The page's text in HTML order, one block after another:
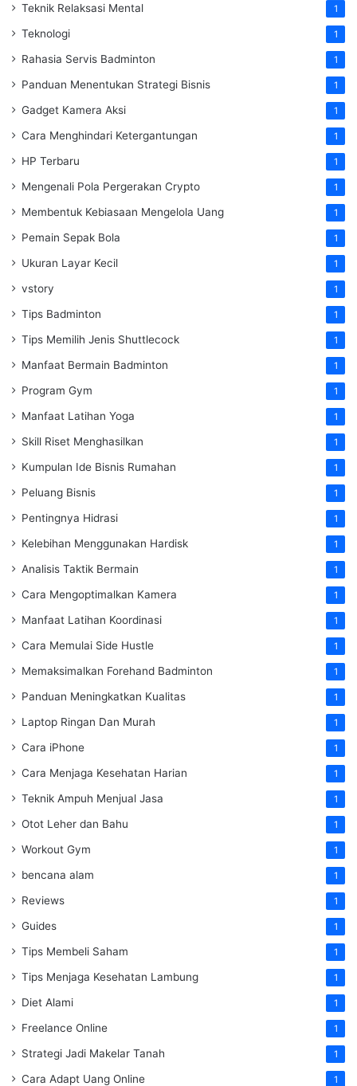
Teknik Relaksasi Mental 1
Teknologi 1
Rahasia Servis Badminton 1
Panduan Menentukan Strategi Bisnis 1
Gadget Kamera Aksi 1
Cara Menghindari Ketergantungan 1
HP Terbaru 1
Mengenali Pola Pergerakan Crypto 1
Membentuk Kebiasaan Mengelola Uang 1
Pemain Sepak Bola 1
Ukuran Layar Kecil 1
vstory 1
Tips Badminton 1
Tips Memilih Jenis Shuttlecock 1
Manfaat Bermain Badminton 1
Program Gym 1
Manfaat Latihan Yoga 1
Skill Riset Menghasilkan 1
Kumpulan Ide Bisnis Rumahan 1
Peluang Bisnis 1
Pentingnya Hidrasi 1
Kelebihan Menggunakan Hardisk 1
Analisis Taktik Bermain 1
Cara Mengoptimalkan Kamera 1
Manfaat Latihan Koordinasi 1
Cara Memulai Side Hustle 1
Memaksimalkan Forehand Badminton 1
Panduan Meningkatkan Kualitas 1
Laptop Ringan Dan Murah 1
Cara iPhone 1
Cara Menjaga Kesehatan Harian 1
Teknik Ampuh Menjual Jasa 1
Otot Leher dan Bahu 1
Workout Gym 1
bencana alam 1
Reviews 1
Guides 1
Tips Membeli Saham 1
Tips Menjaga Kesehatan Lambung 1
Diet Alami 1
Freelance Online 1
Strategi Jadi Makelar Tanah 1
Cara Adapt Uang Online 1